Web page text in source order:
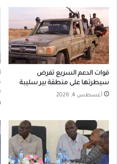
قوات الدعم السريع تفرض
سيطرتها على منطقة بير سليبة
أغسطس 4, 2026